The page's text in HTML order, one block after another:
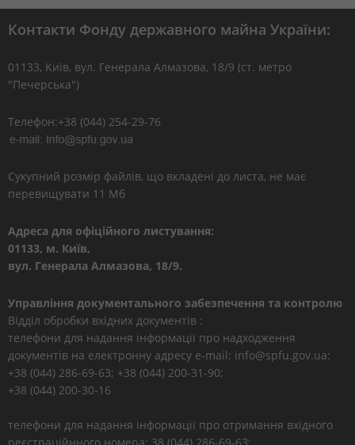
Контакти Фонду державного майна України:
01133, Kиїв, вул. Генерала Алмазова, 18/9 (ст. метро
"Печерська")
Телефон:+38 (044) 254-29-76
Сукупний розмір файлів, що вкладені до листа, не має
перевищувати 11 Мб
Адреса для офіційного листування:
01133, м. Київ,
вул. Генерала Алмазова, 18/9.
Управління документального забезпечення та контролю
Відділ обробки вхідних документів :
телефони для надання інформації про надходження
документів на електронну адресу e-mail: info@spfu.gov.ua:
+38 (044) 286-69-63; +38 (044) 200-31-90;
+38 (044) 200-30-16
телефони для надання інформації про отримання вхідного